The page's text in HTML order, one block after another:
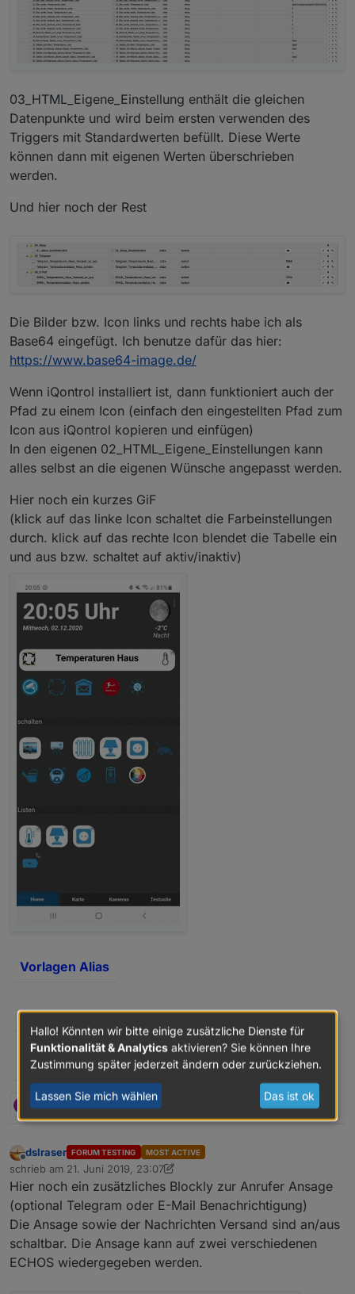
03_HTML_Eigene_Einstellung enthält die gleichen
Datenpunkte und wird beim ersten verwenden des
Triggers mit Standardwerten befüllt. Diese Werte
können dann mit eigenen Werten überschrieben
werden.
Und hier noch der Rest
Die Bilder bzw. Icon links und rechts habe ich als
Base64 eingefügt. Ich benutze dafür das hier:
https://www.base64-image.de/
Wenn iQontrol installiert ist, dann funktioniert auch der
Pfad zu einem Icon (einfach den eingestellten Pfad zum
Icon aus iQontrol kopieren und einfügen)
In den eigenen 02_HTML_Eigene_Einstellungen kann
alles selbst an die eigenen Wünsche angepasst werden.
Hier noch ein kurzes GiF
(klick auf das linke Icon schaltet die Farbeinstellungen
durch. klick auf das rechte Icon blendet die Tabelle ein
und aus bzw. schaltet auf aktiv/inaktiv)
Vorlagen Alias
Blockly Exporte
Routine erstellen
M S 11 Antworten 21
Offline
dslraser FORUM TESTING MOST ACTIVE
schrieb am 21. Juni 2019, 23:07
zuletzt editiert von dslraser
Hier noch ein zusätzliches Blockly zur Anrufer Ansage
(optional Telegram oder E-Mail Benachrichtigung)
Die Ansage sowie der Nachrichten Versand sind an/aus
schaltbar. Die Ansage kann auf zwei verschiedenen
ECHOS wiedergegeben werden.
Hallo! Könnten wir bitte einige zusätzliche Dienste für
Funktionalität & Analytics aktivieren? Sie können Ihre
Zustimmung später jederzeit ändern oder zurückziehen.
Lassen Sie mich wählen Das ist ok